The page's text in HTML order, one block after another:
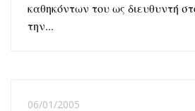
καθηκόντων του ως διευθυντή
την...
06/01/2005